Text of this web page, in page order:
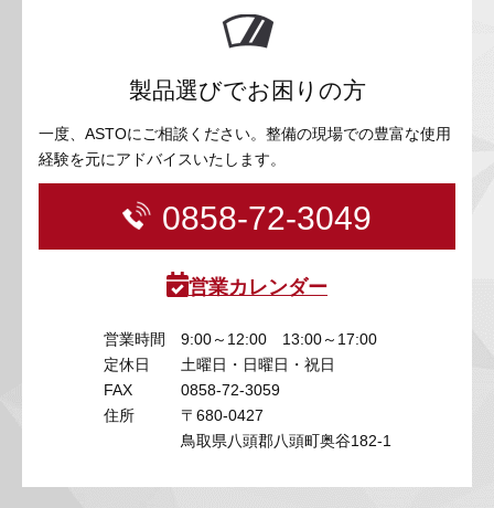
製品選びでお困りの方
一度、ASTOにご相談ください。整備の現場での豊富な使用
経験を元にアドバイスいたします。
0858-72-3049
営業カレンダー
営業時間
9:00～12:00 13:00～17:00
定休日
土曜日・日曜日・祝日
FAX
0858-72-3059
住所
〒680-0427
鳥取県八頭郡八頭町奥谷182-1